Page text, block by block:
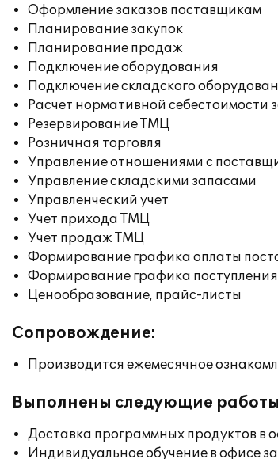
Оформление заказов поставщикам
Планирование закупок
Планирование продаж
Подключение оборудования
Подключение складского
Расчет нормативной себестоимости
Резервирование ТМЦ
Розничная торговля
Управление отношениями с
Управление складскими запасами
Управленческий учет
Учет прихода ТМЦ
Учет продаж ТМЦ
Формирование графика оплаты
Формирование графика
Ценообразование, прайс-листы
Сопровождение:
Производится ежемесячное
Выполнены следующие
Доставка программных продуктов в
Индивидуальное обучение в офисе